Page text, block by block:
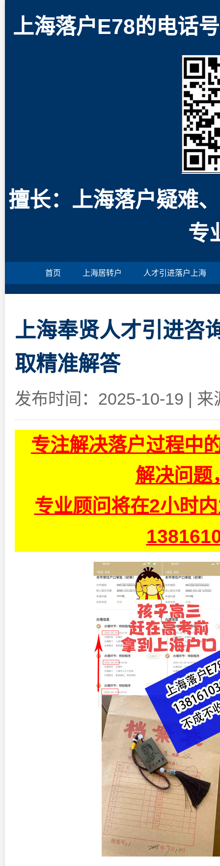
上海落户E78的电话
擅长：上海落户疑难
专
首页 上海居转户 人才引进落户上海
上海奉贤人才引进咨
取精准解答
发布时间：2025-10-19 | 来
专注解决落户过程中
解决问题
专业顾问将在2小时